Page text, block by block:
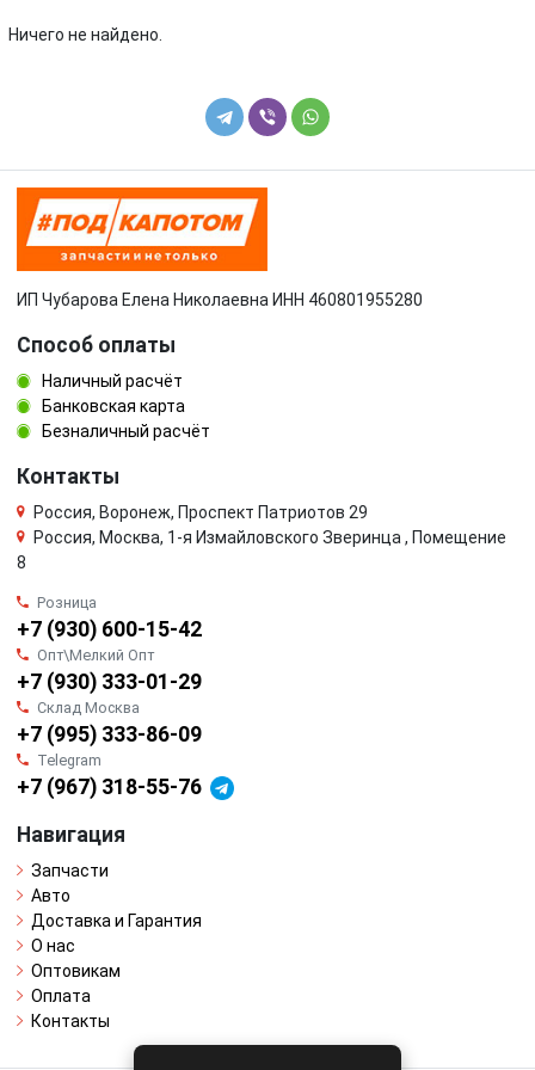
Ничего не найдено.
ИП Чубарова Елена Николаевна ИНН 460801955280
Способ оплаты
Наличный расчёт
Банковская карта
Безналичный расчёт
Контакты
Россия, Воронеж, Проспект Патриотов 29
Россия, Москва, 1-я Измайловского Зверинца , Помещение
8
Розница
+7 (930) 600-15-42
Опт\Мелкий Опт
+7 (930) 333-01-29
Склад Москва
+7 (995) 333-86-09
Telegram
+7 (967) 318-55-76
Навигация
Запчасти
Авто
Доставка и Гарантия
О нас
Оптовикам
Оплата
Контакты